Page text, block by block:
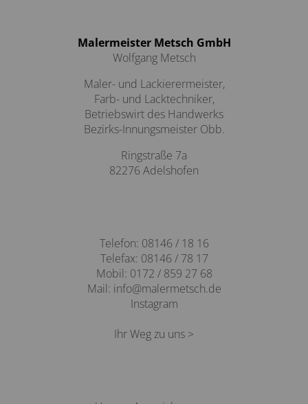
Malermeister Metsch GmbH
Wolfgang Metsch
Maler- und Lackierermeister,
Farb- und Lacktechniker,
Betriebswirt des Handwerks
Bezirks-Innungsmeister Obb.
Ringstraße 7a
82276 Adelshofen
Telefon: 08146 / 18 16
Telefax: 08146 / 78 17
Mobil: 0172 / 859 27 68
Mail: info@malermetsch.de
Instagram
Ihr Weg zu uns >